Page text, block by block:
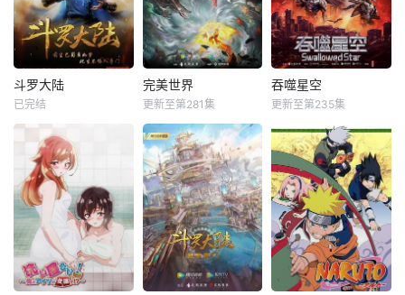
斗罗大陆
已完结
完美世界
更新至第281集
吞噬星空
更新至第235集